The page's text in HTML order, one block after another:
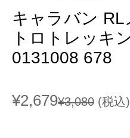
キャラバン RL
トロトレッキ
0131008 678
¥2,679¥3,080 (税込)